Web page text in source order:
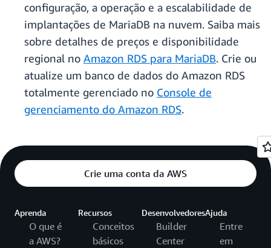
configuração, a operação e a escalabilidade de
implantações de MariaDB na nuvem. Saiba mais
sobre detalhes de preços e disponibilidade
regional no Amazon RDS para MariaDB. Crie ou
atualize um banco de dados do Amazon RDS
totalmente gerenciado no Console de
gerenciamento do Amazon RDS.
Crie uma conta da AWS
Aprenda
O que é
a AWS?
Recursos
Conceitos
básicos
Desenvolvedores
Builder
Center
Ajuda
Entre
em